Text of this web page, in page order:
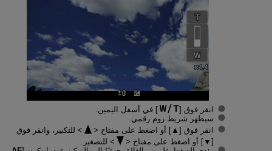
انقر فوق [
] في أسفل اليمين.
سيظهر شريط زوم رقمي.
انقر فوق [▲ ] أو اضغط على مفتاح
للتكبير، وانقر فوق
[
▼ ] أو اضغط على مفتاح
للتصغير.